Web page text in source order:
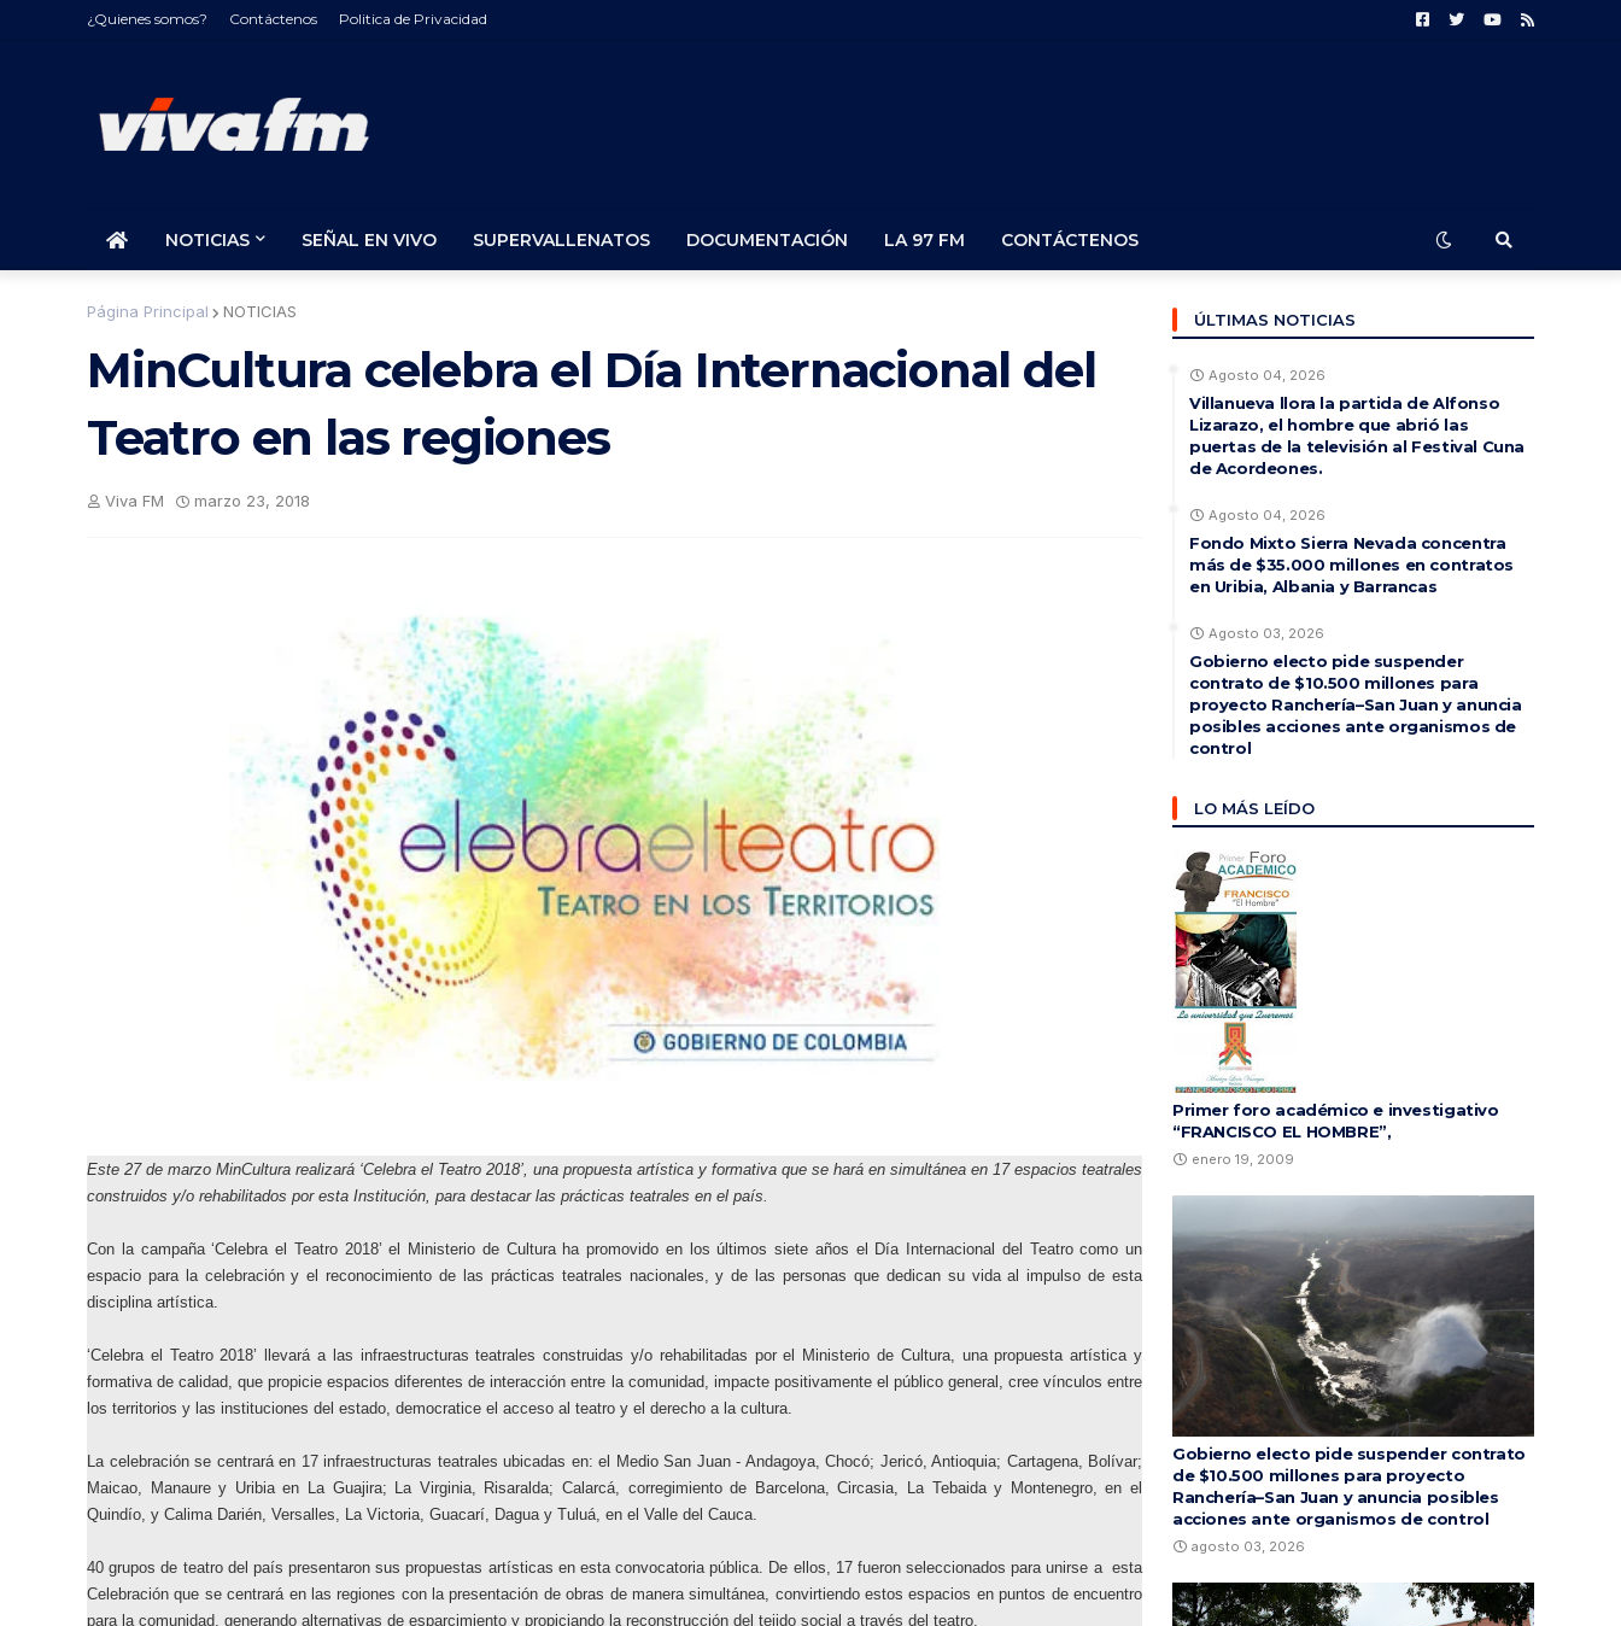
¿Quienes somos? Contáctenos Politica de Privacidad
NOTICIAS SEÑAL EN VIVO SUPERVALLENATOS DOCUMENTACIÓN LA 97 FM CONTÁCTENOS
Página Principal NOTICIAS
MinCultura celebra el Día Internacional del
Teatro en las regiones
Viva FM marzo 23, 2018
Este 27 de marzo MinCultura realizará ‘Celebra el Teatro 2018’, una propuesta artística y formativa que se hará en simultánea en 17 espacios teatrales
construidos y/o rehabilitados por esta Institución, para destacar las prácticas teatrales en el país.
Con la campaña ‘Celebra el Teatro 2018’ el Ministerio de Cultura ha promovido en los últimos siete años el Día Internacional del Teatro como un
espacio para la celebración y el reconocimiento de las prácticas teatrales nacionales, y de las personas que dedican su vida al impulso de esta
disciplina artística.
‘Celebra el Teatro 2018’ llevará a las infraestructuras teatrales construidas y/o rehabilitadas por el Ministerio de Cultura, una propuesta artística y
formativa de calidad, que propicie espacios diferentes de interacción entre la comunidad, impacte positivamente el público general, cree vínculos entre
los territorios y las instituciones del estado, democratice el acceso al teatro y el derecho a la cultura.
La celebración se centrará en 17 infraestructuras teatrales ubicadas en: el Medio San Juan - Andagoya, Chocó; Jericó, Antioquia; Cartagena, Bolívar;
Maicao, Manaure y Uribia en La Guajira; La Virginia, Risaralda; Calarcá, corregimiento de Barcelona, Circasia, La Tebaida y Montenegro, en el
Quindío, y Calima Darién, Versalles, La Victoria, Guacarí, Dagua y Tuluá, en el Valle del Cauca.
40 grupos de teatro del país presentaron sus propuestas artísticas en esta convocatoria pública. De ellos, 17 fueron seleccionados para unirse a esta
Celebración que se centrará en las regiones con la presentación de obras de manera simultánea, convirtiendo estos espacios en puntos de encuentro
para la comunidad, generando alternativas de esparcimiento y propiciando la reconstrucción del tejido social a través del teatro.
ÚLTIMAS NOTICIAS
Agosto 04, 2026
Villanueva llora la partida de Alfonso
Lizarazo, el hombre que abrió las
puertas de la televisión al Festival Cuna
de Acordeones.
Agosto 04, 2026
Fondo Mixto Sierra Nevada concentra
más de $35.000 millones en contratos
en Uribia, Albania y Barrancas
Agosto 03, 2026
Gobierno electo pide suspender
contrato de $10.500 millones para
proyecto Ranchería–San Juan y anuncia
posibles acciones ante organismos de
control
LO MÁS LEÍDO
Primer foro académico e investigativo
“FRANCISCO EL HOMBRE”,
enero 19, 2009
Gobierno electo pide suspender contrato
de $10.500 millones para proyecto
Ranchería–San Juan y anuncia posibles
acciones ante organismos de control
agosto 03, 2026